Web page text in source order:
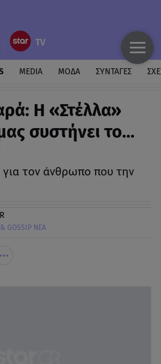
MEDIA ΜΟΔΑ ΣΥΝΤΑΓΕΣ
Η «Στέλλα»
συστήνει το...
τον άνθρωπο που την
& GOSSIP ΝΕΑ